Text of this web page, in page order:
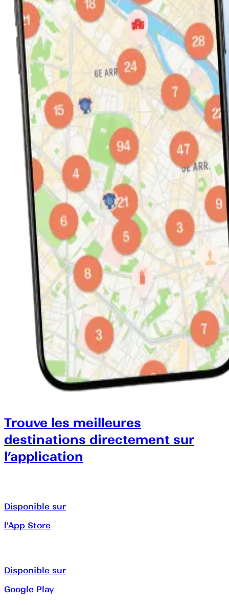
Trouve les meilleures
destinations directement sur
l’application
Disponible sur
l'App Store
Disponible sur
Google Play